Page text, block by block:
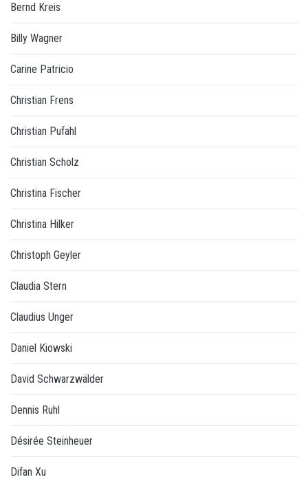
Bernd Kreis
Billy Wagner
Carine Patricio
Christian Frens
Christian Pufahl
Christian Scholz
Christina Fischer
Christina Hilker
Christoph Geyler
Claudia Stern
Claudius Unger
Daniel Kiowski
David Schwarzwälder
Dennis Ruhl
Désirée Steinheuer
Difan Xu